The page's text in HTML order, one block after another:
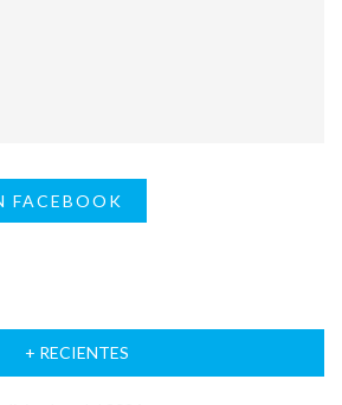
FACEBOOK
+ RECIENTES